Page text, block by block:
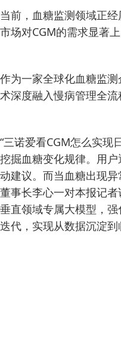
当前，血糖监测领域正
市场对CGM的需求显著
作为一家全球化血糖监
术深度融入慢病管理全
“三诺爱看CGM怎么实
挖掘血糖变化规律。用
动建议。而当血糖出现
董事长李心一对本报记
垂直领域专属大模型，
迭代，实现从数据沉淀